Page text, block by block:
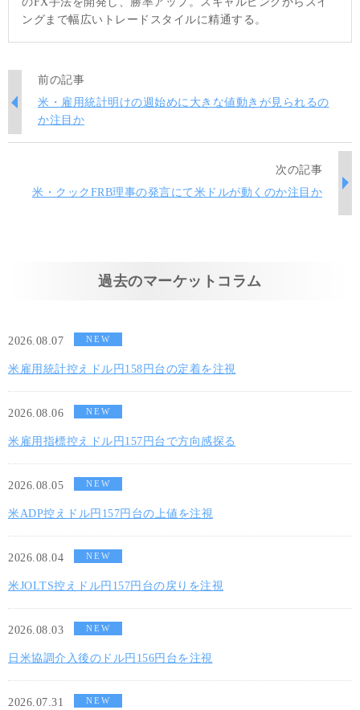
ングまで幅広いトレードスタイルに精通する。
前の記事
米・雇用統計明けの週始めに大きな値動きが見られるの
か注目か
次の記事
米・クックFRB理事の発言にて米ドルが動くのか注目か
過去のマーケットコラム
2026.08.07 NEW
米雇用統計控えドル円158円台の定着を注視
2026.08.06 NEW
米雇用指標控えドル円157円台で方向感探る
2026.08.05 NEW
米ADP控えドル円157円台の上値を注視
2026.08.04 NEW
米JOLTS控えドル円157円台の戻りを注視
2026.08.03 NEW
日米協調介入後のドル円156円台を注視
2026.07.31 NEW